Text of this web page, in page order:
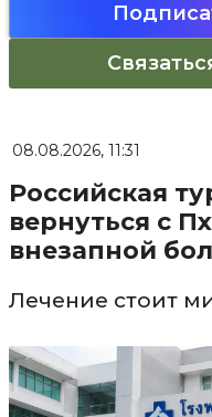
08.08.2026, 11:31
Российская
вернуться с
внезапной
Лечение стоит